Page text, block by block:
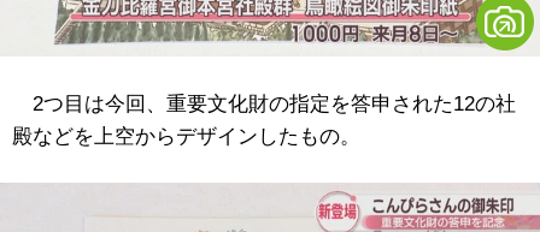
2つ目は今回、重要文化財の指定を答申された12の社
殿などを上空からデザインしたもの。